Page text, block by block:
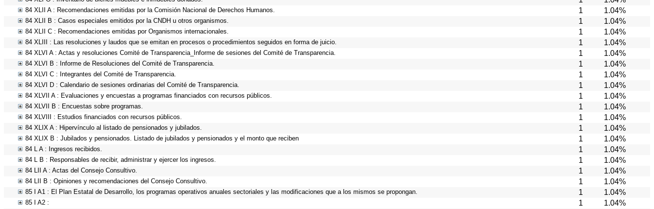
84 XLII A : Recomendaciones emitidas por la Comisión Nacional de Derechos Humanos. 1 1.04%
84 XLII B : Casos especiales emitidos por la CNDH u otros organismos. 1 1.04%
84 XLII C : Recomendaciones emitidas por Organismos internacionales. 1 1.04%
84 XLIII : Las resoluciones y laudos que se emitan en procesos o procedimientos seguidos en forma de juicio. 1 1.04%
84 XLVI A : Actas y resoluciones Comité de Transparencia_Informe de sesiones del Comité de Transparencia. 1 1.04%
84 XLVI B : Informe de Resoluciones del Comité de Transparencia. 1 1.04%
84 XLVI C : Integrantes del Comité de Transparencia. 1 1.04%
84 XLVI D : Calendario de sesiones ordinarias del Comité de Transparencia. 1 1.04%
84 XLVII A : Evaluaciones y encuestas a programas financiados con recursos públicos. 1 1.04%
84 XLVII B : Encuestas sobre programas. 1 1.04%
84 XLVIII : Estudios financiados con recursos públicos. 1 1.04%
84 XLIX A : Hipervínculo al listado de pensionados y jubilados. 1 1.04%
84 XLIX B : Jubilados y pensionados. Listado de jubilados y pensionados y el monto que reciben 1 1.04%
84 L A : Ingresos recibidos. 1 1.04%
84 L B : Responsables de recibir, administrar y ejercer los ingresos. 1 1.04%
84 LII A : Actas del Consejo Consultivo. 1 1.04%
84 LII B : Opiniones y recomendaciones del Consejo Consultivo. 1 1.04%
85 I A1 : El Plan Estatal de Desarrollo, los programas operativos anuales sectoriales y las modificaciones que a los mismos se propongan. 1 1.04%
85 I A2 : 1 1.04%